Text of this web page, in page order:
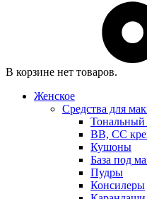
В корзине нет товаров.
Женское
Средства для
Тональный
BB, CC
Кушоны
База под
Пудры
Консилеры